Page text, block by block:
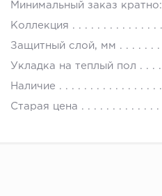
Минимальный заказ кратно:
Коллекция
Защитный слой, мм
Укладка на теплый пол
Наличие
Старая цена